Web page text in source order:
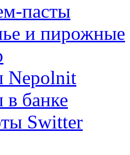
пасты
и пирожные
Nepolnit
в банке
Switter